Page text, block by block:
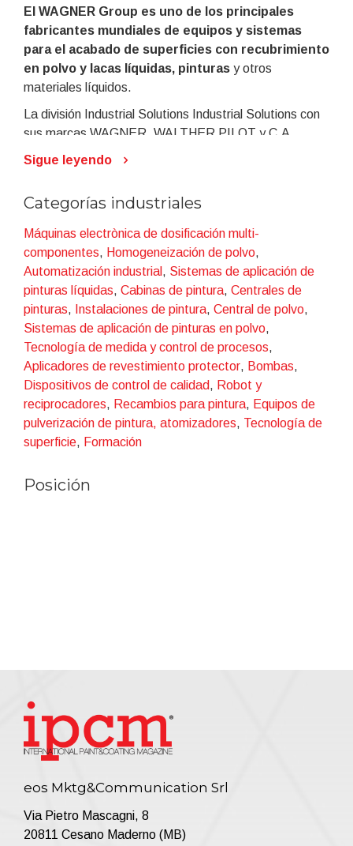
El WAGNER Group es uno de los principales
fabricantes mundiales de equipos y sistemas
para el acabado de superficies con recubrimiento
en polvo y lacas líquidas, pinturas y otros
materiales líquidos.
La división Industrial Solutions Industrial Solutions con
sus marcas WAGNER, WALTHER PILOT y C.A.
Technologies es sinónimo de
productividad en todos los las aplicaciones
WAGNER ofrece toda la gama de tecnologías y
soluciones individuales para cada necesidad
Sigue leyendo
Categorías industriales
Máquinas electrònica de dosificación multi-
componentes, Homogeneización de polvo,
Automatización industrial , Sistemas de aplicación de
pinturas líquidas, Cabinas de pintura, Centrales de
pinturas, Instalaciones de pintura, Central de polvo,
Sistemas de aplicación de pinturas en polvo,
Tecnología de medida y control de procesos,
Aplicadores de revestimiento protector, Bombas,
Dispositivos de control de calidad, Robot y
reciprocadores, Recambios para pintura, Equipos de
pulverización de pintura, atomizadores, Tecnología de
superficie, Formación
Posición
eos Mktg&Communication Srl
Via Pietro Mascagni, 8
20811 Cesano Maderno (MB)